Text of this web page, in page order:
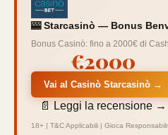
🎰 Starcasinò — Bonus
Bonus Casinò: fino a 2000€ di
€2000
Vai al Casinò Starcasinò →
📄 Leggi la recensione →
18+ | T&C Applicabili | Gioca